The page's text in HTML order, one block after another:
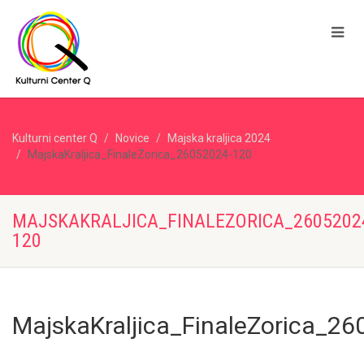
Kulturni center Q Novice
Majska kraljica 2024
MajskaKraljica_FinaleZorica_26052024-120
120